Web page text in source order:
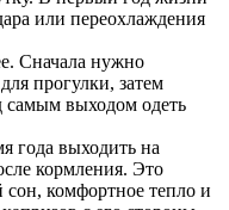
или переохлаждения
Сначала нужно
прогулки, затем
самым выходом одеть
года выходить на
кормления. Это
комфортное тепло и